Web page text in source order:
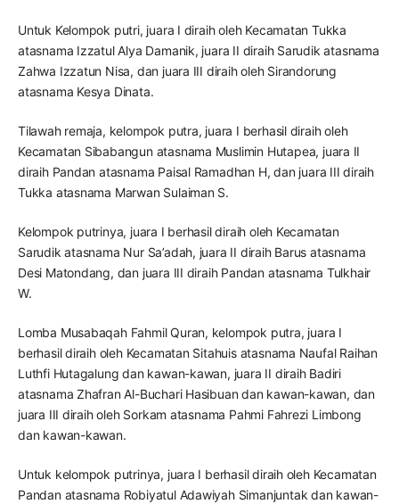
Untuk Kelompok putri, juara I diraih oleh Kecamatan Tukka
atasnama Izzatul Alya Damanik, juara II diraih Sarudik atasnama
Zahwa Izzatun Nisa, dan juara III diraih oleh Sirandorung
atasnama Kesya Dinata.
Tilawah remaja, kelompok putra, juara I berhasil diraih oleh
Kecamatan Sibabangun atasnama Muslimin Hutapea, juara II
diraih Pandan atasnama Paisal Ramadhan H, dan juara III diraih
Tukka atasnama Marwan Sulaiman S.
Kelompok putrinya, juara I berhasil diraih oleh Kecamatan
Sarudik atasnama Nur Sa’adah, juara II diraih Barus atasnama
Desi Matondang, dan juara III diraih Pandan atasnama Tulkhair
W.
Lomba Musabaqah Fahmil Quran, kelompok putra, juara I
berhasil diraih oleh Kecamatan Sitahuis atasnama Naufal Raihan
Luthfi Hutagalung dan kawan-kawan, juara II diraih Badiri
atasnama Zhafran Al-Buchari Hasibuan dan kawan-kawan, dan
juara III diraih oleh Sorkam atasnama Pahmi Fahrezi Limbong
dan kawan-kawan.
Untuk kelompok putrinya, juara I berhasil diraih oleh Kecamatan
Pandan atasnama Robiyatul Adawiyah Simanjuntak dan kawan-